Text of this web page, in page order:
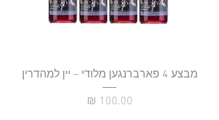
מבצע 4 פארברנגען מלודי – יין למהדרין
מחיר